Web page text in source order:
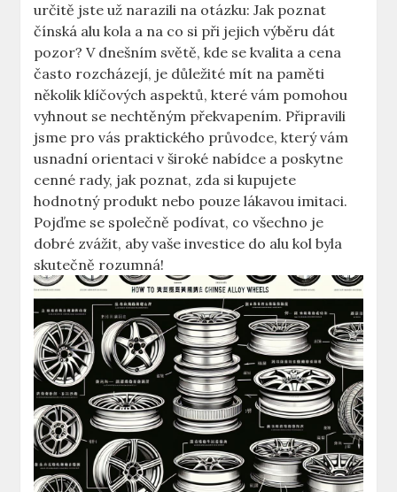
určitě jste už narazili na otázku: Jak poznat
čínská alu kola a na co si při jejich výběru dát
pozor? V dnešním světě, kde se kvalita a cena
často rozcházejí, je důležité mít na paměti
několik klíčových aspektů, které vám pomohou
vyhnout se nechtěným překvapením. Připravili
jsme pro vás praktického průvodce, který vám
usnadní orientaci v široké nabídce a poskytne
cenné rady, jak poznat, zda si kupujete
hodnotný produkt nebo pouze lákavou imitaci.
Pojďme se společně podívat, co všechno je
dobré zvážit, aby vaše investice do alu kol byla
skutečně rozumná!